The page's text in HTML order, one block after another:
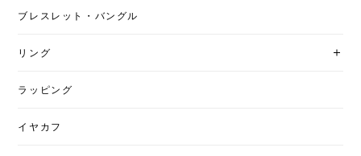
ブレスレット・バングル
リング
ラッピング
イヤカフ